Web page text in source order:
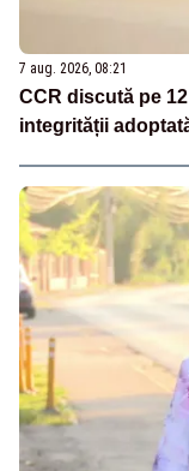
7 aug. 2026, 08:21
CCR discută pe
integrității